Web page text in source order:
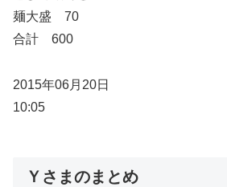
麺大盛 70
合計 600
2015年06月20日
10:05
Ｙさまのまとめ